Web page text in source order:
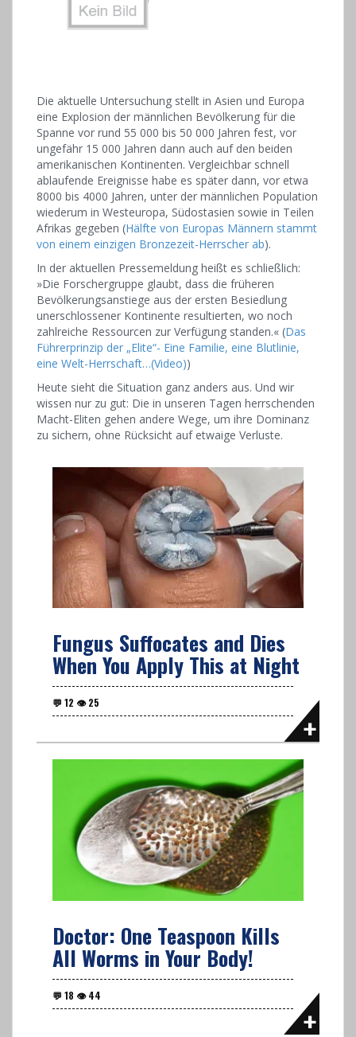
Die aktuelle Untersuchung stellt in Asien und Europa
eine Explosion der männlichen Bevölkerung für die
Spanne vor rund 55 000 bis 50 000 Jahren fest, vor
ungefähr 15 000 Jahren dann auch auf den beiden
amerikanischen Kontinenten. Vergleichbar schnell
ablaufende Ereignisse habe es später dann, vor etwa
8000 bis 4000 Jahren, unter der männlichen Population
wiederum in Westeuropa, Südostasien sowie in Teilen
Afrikas gegeben (Hälfte von Europas Männern stammt
von einem einzigen Bronzezeit-Herrscher ab).
In der aktuellen Pressemeldung heißt es schließlich:
»Die Forschergruppe glaubt, dass die früheren
Bevölkerungsanstiege aus der ersten Besiedlung
unerschlossener Kontinente resultierten, wo noch
zahlreiche Ressourcen zur Verfügung standen.« (Das
Führerprinzip der „Elite“- Eine Familie, eine Blutlinie,
eine Welt-Herrschaft…(Video))
Heute sieht die Situation ganz anders aus. Und wir
wissen nur zu gut: Die in unseren Tagen herrschenden
Macht-Eliten gehen andere Wege, um ihre Dominanz
zu sichern, ohne Rücksicht auf etwaige Verluste.
Fungus Suffocates and Dies
When You Apply This at Night
Doctor: One Teaspoon Kills
All Worms in Your Body!